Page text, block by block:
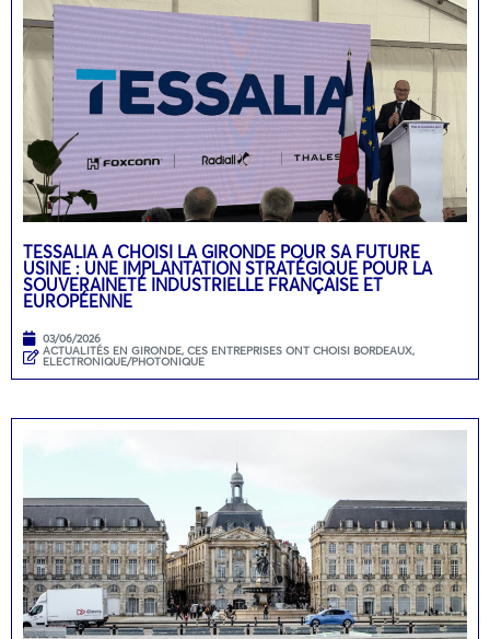
TESSALIA A CHOISI LA GIRONDE POUR SA FUTURE
USINE : UNE IMPLANTATION STRATÉGIQUE POUR LA
SOUVERAINETÉ INDUSTRIELLE FRANÇAISE ET
EUROPÉENNE
03/06/2026
ACTUALITÉS EN GIRONDE, CES ENTREPRISES ONT CHOISI BORDEAUX,
ELECTRONIQUE/PHOTONIQUE